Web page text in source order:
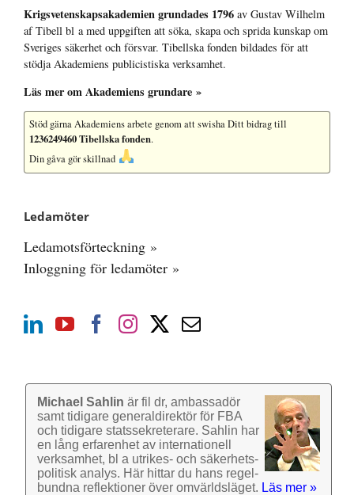
Krigsvetenskap­sakademien grundades 1796 av Gustav Wilhelm
af Tibell bl a med uppgiften att söka, skapa och sprida kunskap om
Sveriges säkerhet och försvar. Tibellska fonden bildades för att
stödja Akademiens publicistiska verksamhet.
Läs mer om Akademiens grundare »
Stöd gärna Akademiens arbete genom att swisha Ditt bidrag till
1236249460 Tibellska fonden.
Din gåva gör skillnad
Ledamöter
Ledamotsförteckning »
Inloggning för ledamöter »
Michael Sahlin är fil dr, ambassadör
samt tidigare general­direktör för FBA
och tidigare stats­sekre­terare. Sahlin har
en lång erfarenhet av inter­nationell
verk­samhet, bl a utrikes- och säkerhets­
politisk analys. Här hittar du hans regel­
bundna reflek­tioner över omvärlds­läget. Läs mer »